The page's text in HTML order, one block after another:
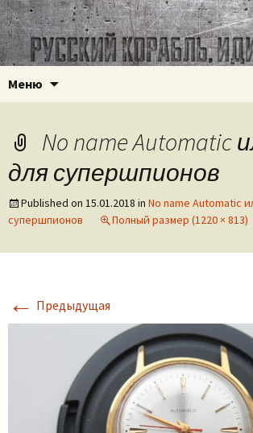
ussr-watch.com
Часовое наследие СССР
Меню
No name Automatic
для супершпионов
Published on 15.01.2018 in No name Automatic
супершпионов
Полный размер (1220 × 813)
← Предыдущая